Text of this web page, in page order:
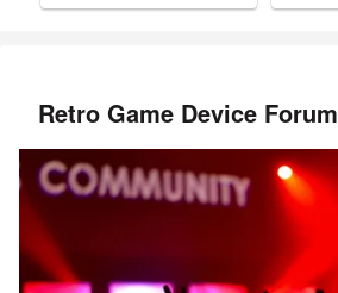
Retro Game Device Forum